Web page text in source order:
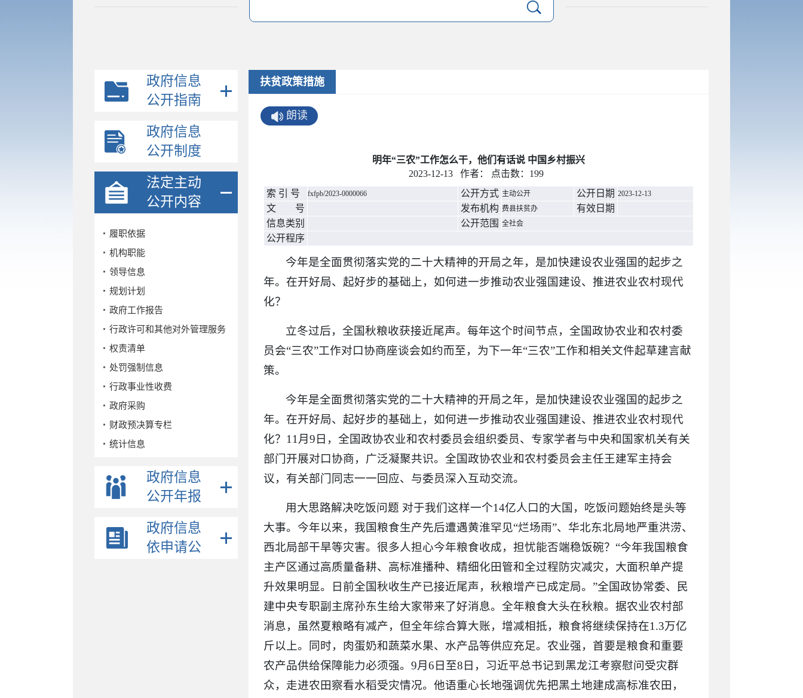
政府信息
公开指南
政府信息
公开制度
法定主动
公开内容
履职依据
机构职能
领导信息
规划计划
政府工作报告
行政许可和其他对外管理服务
权责清单
处罚强制信息
行政事业性收费
政府采购
财政预决算专栏
统计信息
事业单位招考
公示公告
财政信息
政府信息
公开年报
政府信息
依申请公
扶贫政策措施
朗读
明年“三农”工作怎么干，他们有话说 中国乡村振兴
2023-12-13 作者： 点击数： 199
索 引 号
fxfpb/2023-0000066 公开方式 主动公开 公开日期 2023-12-13
文 号 发布机构 费县扶贫办
有效日期
信息类别
公开范围 全社会
公开程序
今年是全面贯彻落实党的二十大精神的开局之年，是加快建设农业强国的起步之
年。在开好局、起好步的基础上，如何进一步推动农业强国建设、推进农业农村现代
化？
立冬过后，全国秋粮收获接近尾声。每年这个时间节点，全国政协农业和农村委
员会“三农”工作对口协商座谈会如约而至，为下一年“三农”工作和相关文件起草建言献
策。
今年是全面贯彻落实党的二十大精神的开局之年，是加快建设农业强国的起步之
年。在开好局、起好步的基础上，如何进一步推动农业强国建设、推进农业农村现代
化？11月9日，全国政协农业和农村委员会组织委员、专家学者与中央和国家机关有关
部门开展对口协商，广泛凝聚共识。全国政协农业和农村委员会主任王建军主持会
议，有关部门同志一一回应、与委员深入互动交流。
用大思路解决吃饭问题 对于我们这样一个14亿人口的大国，吃饭问题始终是头等
大事。今年以来，我国粮食生产先后遭遇黄淮罕见“烂场雨”、华北东北局地严重洪涝、
西北局部干旱等灾害。很多人担心今年粮食收成，担忧能否端稳饭碗？“今年我国粮食
主产区通过高质量备耕、高标准播种、精细化田管和全过程防灾减灾，大面积单产提
升效果明显。日前全国秋收生产已接近尾声，秋粮增产已成定局。”全国政协常委、民
建中央专职副主席孙东生给大家带来了好消息。全年粮食大头在秋粮。据农业农村部
消息，虽然夏粮略有减产，但全年综合算大账，增减相抵，粮食将继续保持在1.3万亿
斤以上。同时，肉蛋奶和蔬菜水果、水产品等供应充足。农业强，首要是粮食和重要
农产品供给保障能力必须强。9月6日至8日，习近平总书记到黑龙江考察慰问受灾群
众，走进农田察看水稻受灾情况。他语重心长地强调优先把黑土地建成高标准农田，